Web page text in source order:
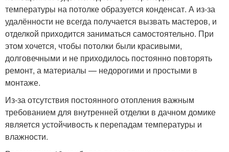
температуры на потолке образуется конденсат. А из-за
удалённости не всегда получается вызвать мастеров, и
отделкой приходится заниматься самостоятельно. При
этом хочется, чтобы потолки были красивыми,
долговечными и не приходилось постоянно повторять
ремонт, а материалы — недорогими и простыми в
монтаже.
Из-за отсутствия постоянного отопления важным
требованием для внутренней отделки в дачном домике
является устойчивость к перепадам температуры и
влажности.